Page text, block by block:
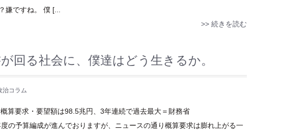
嫌ですね。 僕 [...
>> 続きを読む
回る社会に、僕達はどう生きるか。
治コラム
算要求・要望額は98.5兆円、3年連続で過去最大＝財務省
の予算編成が進んでおりますが、ニュースの通り概算要求は膨れ上がる一